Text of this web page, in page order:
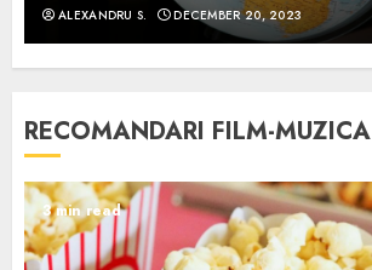
ALEXANDRU S. DECEMBER 20, 2023
RECOMANDARI FILM-MUZICA
3 min read